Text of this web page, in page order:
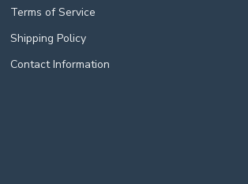
Terms of Service
Shipping Policy
Contact Information